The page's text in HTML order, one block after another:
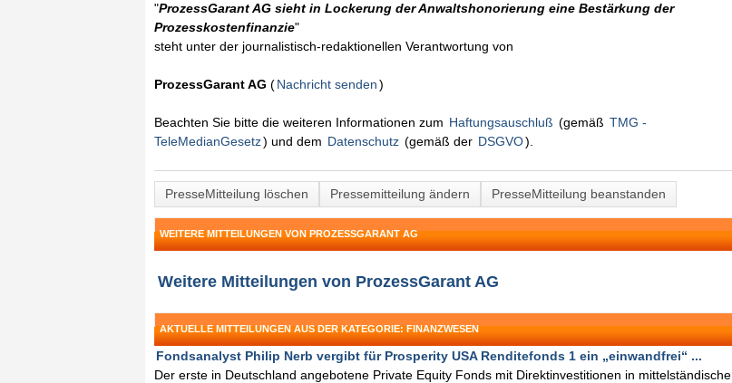
"ProzessGarant AG sieht in Lockerung der Anwaltshonorierung eine Bestärkung der
Prozesskostenfinanzie"
steht unter der journalistisch-redaktionellen Verantwortung von
ProzessGarant AG (Nachricht senden)
Beachten Sie bitte die weiteren Informationen zum Haftungsauschluß (gemäß TMG -
TeleMedianGesetz) und dem Datenschutz (gemäß der DSGVO).
PresseMitteilung löschen Pressemitteilung ändern PresseMitteilung beanstanden
WEITERE MITTEILUNGEN VON PROZESSGARANT AG
Weitere Mitteilungen von ProzessGarant AG
AKTUELLE MITTEILUNGEN AUS DER KATEGORIE: FINANZWESEN
Fondsanalyst Philip Nerb vergibt für Prosperity USA Renditefonds 1 ein „einwandfrei“ ...
Der erste in Deutschland angebotene Private Equity Fonds mit Direktinvestitionen in mittelständische